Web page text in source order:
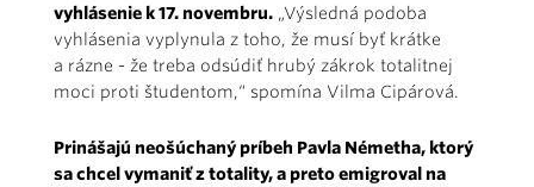
vyhlásenie k 17. novembru. „Výsledná podoba
vyhlásenia vyplynula z toho, že musí byť krátke
a rázne - že treba odsúdiť hrubý zákrok totalitnej
moci proti študentom,“ spomína Vilma Cipárová.
Prinášajú neošúchaný príbeh Pavla Németha, ktorý
sa chcel vymaniť z totality, a preto emigroval na